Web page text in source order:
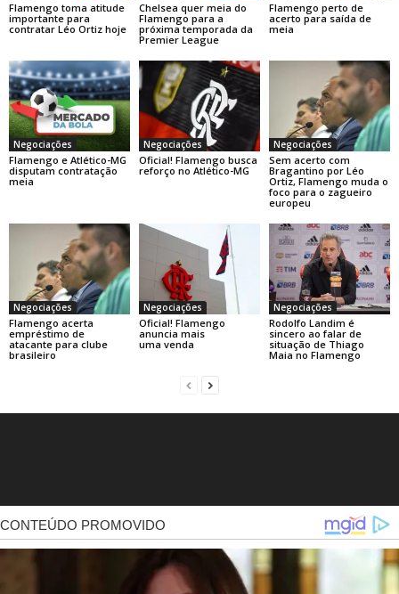
Flamengo toma atitude
importante para
contratar Léo Ortiz hoje
Chelsea quer meia do
Flamengo para a
próxima temporada da
Premier League
Flamengo perto de
acerto para saída de
meia
Negociações
Flamengo e Atlético-MG
disputam contratação
meia
Negociações
Oficial! Flamengo busca
reforço no Atlético-MG
Negociações
Sem acerto com
Bragantino por Léo
Ortiz, Flamengo muda o
foco para o zagueiro
europeu
Negociações
Flamengo acerta
empréstimo de
atacante para clube
brasileiro
Negociações
Oficial! Flamengo
anuncia mais
uma venda
Negociações
Rodolfo Landim é
sincero ao falar de
situação de Thiago
Maia no Flamengo